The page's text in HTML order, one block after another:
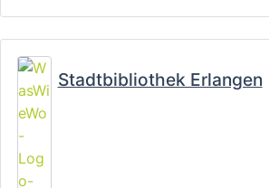
Stadtbibliothek Erlangen